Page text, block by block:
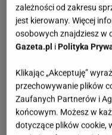
zależności od zakresu
jest kierowany. Więcej
osobowych znajdziesz w
Gazeta.pl iPolityka
Klikając „Akceptuję”
przechowywanie plików
Zaufanych Partnerów i
końcowym. Możesz w
dotyczące plików cookie,